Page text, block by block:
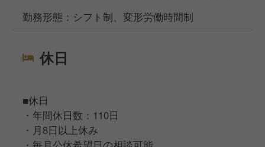
勤務形態：シフト制、変形労働時間制
休日
■休日
・年間休日数：110日
・月8日以上休み